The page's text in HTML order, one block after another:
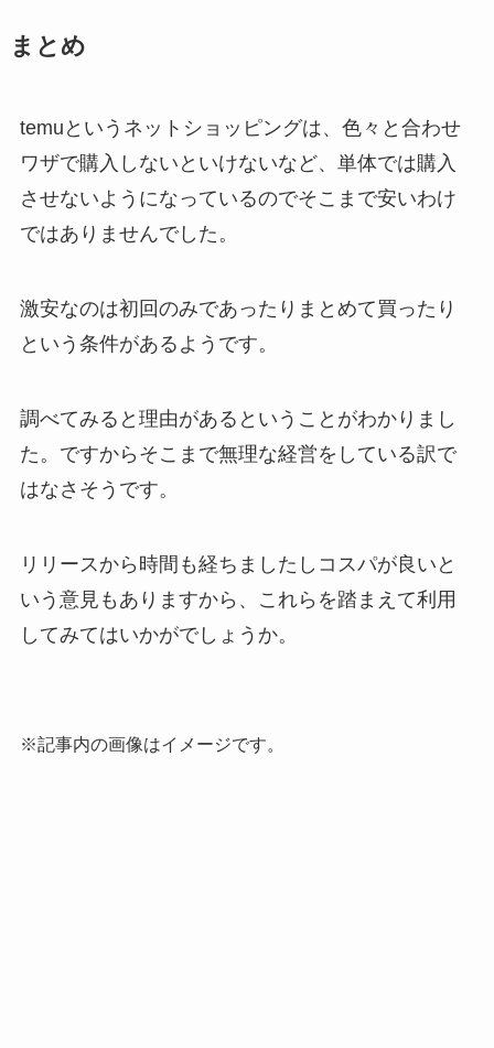
まとめ
temuというネットショッピングは、 色々と合わせ
ワザで購入しないといけないなど、 単体では購入
させないようになっているのでそこまで安いわけ
ではありませんでした。
激安なのは初回のみであったりまとめて買ったり
という条件があるようです。
調べてみると理由があるということがわかりまし
た。 ですからそこまで無理な経営をしている訳で
はなさそうです。
リリースから時間も経ちましたしコスパが良いと
いう意見もありますから、
これらを踏まえて利用
してみてはいかがでしょうか。
※記事内の画像はイメージです。